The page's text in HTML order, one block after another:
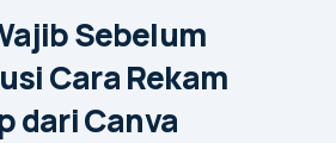
Sebelum
Cara Rekam
dari Canva